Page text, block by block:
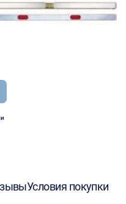
Условия покупки